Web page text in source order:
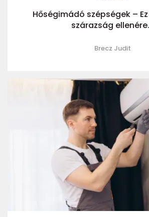
Hőségimádó szépségek –
szárazság
Brecz Judit